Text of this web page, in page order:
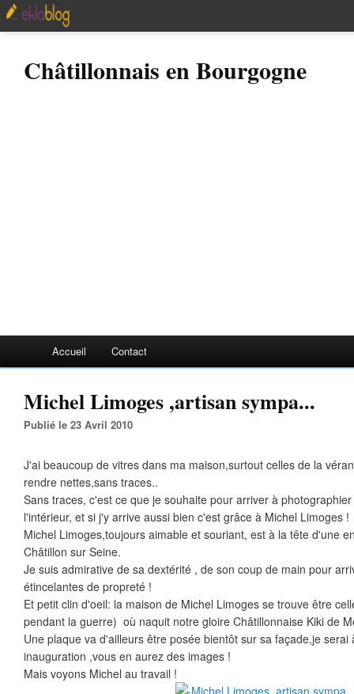
Châtillonnais en Bourgogne
Accueil Contact
Michel Limoges ,artisan sympa...
Publié le 23 Avril 2010
J'ai beaucoup de vitres dans ma maison,surtout celles de la
rendre nettes,sans traces..
Sans traces, c'est ce que je souhaite pour arriver à
l'intérieur, et si j'y arrive aussi bien c'est grâce à Michel Limoges !
Michel Limoges,toujours aimable et souriant, est à la tête d'une
Châtillon sur Seine.
Je suis admirative de sa dextérité , de son coup de main pour
étincelantes de propreté !
Et petit clin d'oeil: la maison de Michel Limoges se trouve être
pendant la guerre) où naquit notre gloire Châtillonnaise Kiki de
Une plaque va d'ailleurs être posée bientôt sur sa façade,je serai
inauguration ,vous en aurez des images !
Mais voyons Michel au travail !